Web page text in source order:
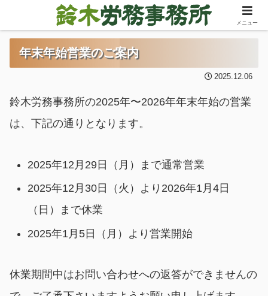
年末年始営業のご案内
2025.12.06
鈴木労務事務所の2025年〜2026年年末年始の営業
は、下記の通りとなります。
2025年12月29日（月）まで通常営業
2025年12月30日（火）より2026年1月4日
（日）まで休業
2025年1月5日（月）より営業開始
休業期間中はお問い合わせへの返答ができませんの
メニュー